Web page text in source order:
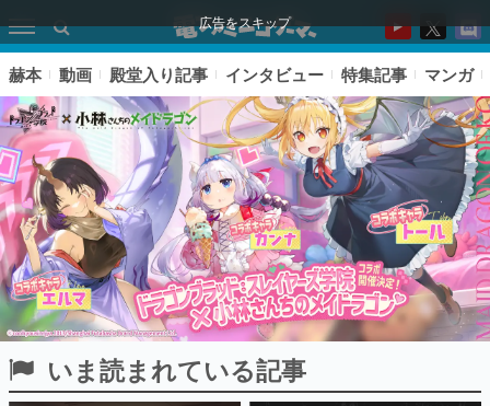
広告をスキップ
ピックアップ
赫本 動画 殿堂入り記事 インタビュー 特集記事 マンガ
いま読まれている記事